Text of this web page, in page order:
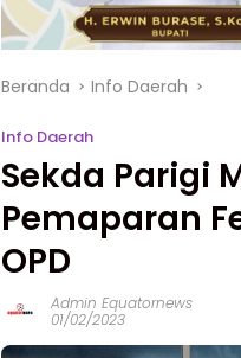
Beranda Info Daerah
Info Daerah
Sekda Parigi
Pemaparan
OPD
Admin Equatornews
01/02/2023